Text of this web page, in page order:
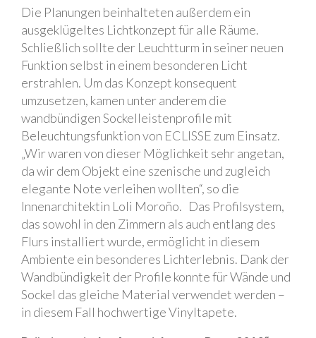
Die Planungen beinhalteten außerdem ein
ausgeklügeltes Lichtkonzept für alle Räume.
Schließlich sollte der Leuchtturm in seiner neuen
Funktion selbst in einem besonderen Licht
erstrahlen. Um das Konzept konsequent
umzusetzen, kamen unter anderem die
wandbündigen Sockelleistenprofile mit
Beleuchtungsfunktion von ECLISSE zum Einsatz.
„Wir waren von dieser Möglichkeit sehr angetan,
da wir dem Objekt eine szenische und zugleich
elegante Note verleihen wollten“, so die
Innenarchitektin Loli Moroño. Das Profilsystem,
das sowohl in den Zimmern als auch entlang des
Flurs installiert wurde, ermöglicht in diesem
Ambiente ein besonderes Lichterlebnis. Dank der
Wandbündigkeit der Profile konnte für Wände und
Sockel das gleiche Material verwendet werden –
in diesem Fall hochwertige Vinyltapete.